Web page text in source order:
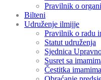
Pravilnik o
Bilteni
Udruženje ilmijje
Pravilnik o radu
Statut udruženja
Sjednica
Susret sa
Čestitka imamima